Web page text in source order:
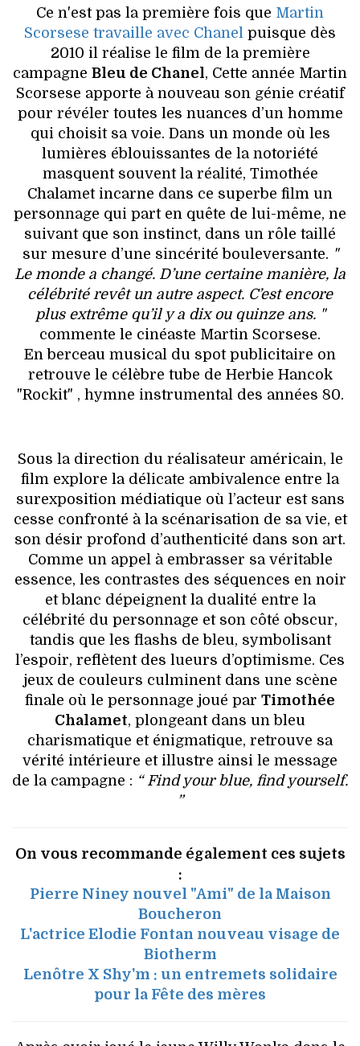
Ce n'est pas la première fois que Martin
Scorsese travaille avec Chanel puisque dès
2010 il réalise le film de la première
campagne Bleu de Chanel, Cette année Martin
Scorsese apporte à nouveau son génie créatif
pour révéler toutes les nuances d’un homme
qui choisit sa voie. Dans un monde où les
lumières éblouissantes de la notoriété
masquent souvent la réalité, Timothée
Chalamet incarne dans ce superbe film un
personnage qui part en quête de lui-même, ne
suivant que son instinct, dans un rôle taillé
sur mesure d’une sincérité bouleversante. "
Le monde a changé. D’une certaine manière, la
célébrité revêt un autre aspect. C’est encore
plus extrême qu’il y a dix ou quinze ans. "
commente le cinéaste Martin Scorsese.
En berceau musical du spot publicitaire on
retrouve le célèbre tube de Herbie Hancok
"Rockit" , hymne instrumental des années 80.
Sous la direction du réalisateur américain, le
film explore la délicate ambivalence entre la
surexposition médiatique où l’acteur est sans
cesse confronté à la scénarisation de sa vie, et
son désir profond d’authenticité dans son art.
Comme un appel à embrasser sa véritable
essence, les contrastes des séquences en noir
et blanc dépeignent la dualité entre la
célébrité du personnage et son côté obscur,
tandis que les flashs de bleu, symbolisant
l’espoir, reflètent des lueurs d’optimisme. Ces
jeux de couleurs culminent dans une scène
finale où le personnage joué par Timothée
Chalamet, plongeant dans un bleu
charismatique et énigmatique, retrouve sa
vérité intérieure et illustre ainsi le message
de la campagne : “ Find your blue, find yourself.
”
On vous recommande également ces sujets
:
Pierre Niney nouvel "Ami" de la Maison
Boucheron
L'actrice Elodie Fontan nouveau visage de
Biotherm
Lenôtre X Shy'm : un entremets solidaire
pour la Fête des mères